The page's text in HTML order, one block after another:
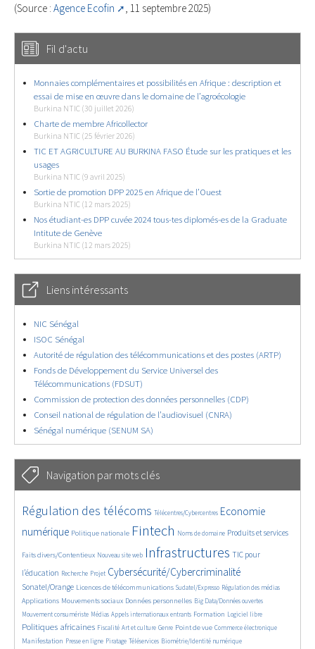
(Source : Agence Ecofin , 11 septembre 2025)
Fil d'actu
Monnaies complémentaires et possibilités en Afrique : description et
essai de mise en œuvre dans le domaine de l’agroécologie
Burkina NTIC (30 juillet 2026)
Charte de membre Africollector
Burkina NTIC (25 février 2026)
TIC ET AGRICULTURE AU BURKINA FASO Étude sur les pratiques et les
usages
Burkina NTIC (9 avril 2025)
Sortie de promotion DPP 2025 en Afrique de l’Ouest
Burkina NTIC (12 mars 2025)
Nos étudiant-es DPP cuvée 2024 tous-tes diplomés-es de la Graduate
Intitute de Genève
Burkina NTIC (12 mars 2025)
Liens intéressants
NIC Sénégal
ISOC Sénégal
Autorité de régulation des télécommunications et des postes (ARTP)
Fonds de Développement du Service Universel des
Télécommunications (FDSUT)
Commission de protection des données personnelles (CDP)
Conseil national de régulation de l’audiovisuel (CNRA)
Sénégal numérique (SENUM SA)
Navigation par mots clés
4523/5527
Régulation des télécoms
350/5527 Télécentres/Cybercentres
3578/5527
Economie
numérique
1811/5527
Politique nationale
5179/5527 Fintech
574/5527
Noms de domaine
2117/5527 Produits et services
1520/5527
Faits divers/Contentieux Nouveau site web Infrastructures TIC pour
l’éducation
188/5527 Recherche
242/5527 Projet
3768/5527 Cybersécurité/Cybercriminalité
2114/5527
Sonatel/Orange
1599/5527 Licences de télécommunications
281/5527 Sudatel/Expresso
1015/5527 Régulation des médias
1491/5527
Applications
1250/5527 Mouvements sociaux
1633/5527 Données personnelles
141/5527 Big Data/Données ouvertes
598/5527
Mouvement consumériste
363/5527 Médias
642/5527 Appels internationaux entrants
1685/5527 Formation
94/5527 Logiciel libre
2500/5527
Politiques africaines
1080/5527 Fiscalité
168/5527 Art et culture
582/5527 Genre
1861/5527 Point de vue
1042/5527 Commerce électronique
1471/5527
Manifestation
321/5527 Presse en ligne
124/5527 Piratage
204/5527 Téléservices
1158/5527 Biométrie/Identité numérique
309/5527